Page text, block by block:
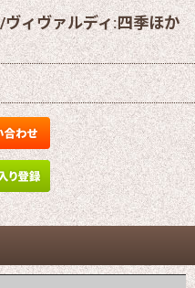
ィヴァルディ:四季ほか